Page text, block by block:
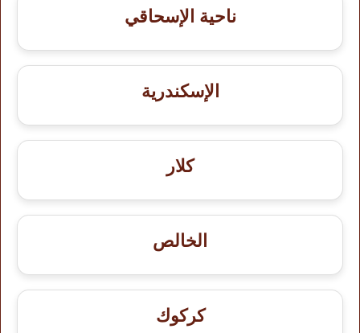
ناحية الإسحاقي
الإسكندرية
كلار
الخالص
كركوك